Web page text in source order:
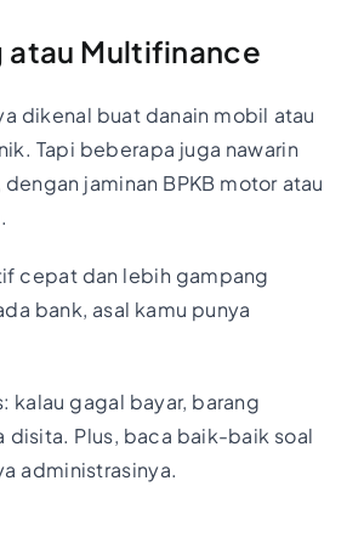
atau Multifinance
dikenal buat danain mobil atau
Tapi beberapa juga nawarin
jaminan BPKB motor atau
cepat dan lebih gampang
bank, asal kamu punya
kalau gagal bayar, barang
disita. Plus, baca baik-baik soal
administrasinya.